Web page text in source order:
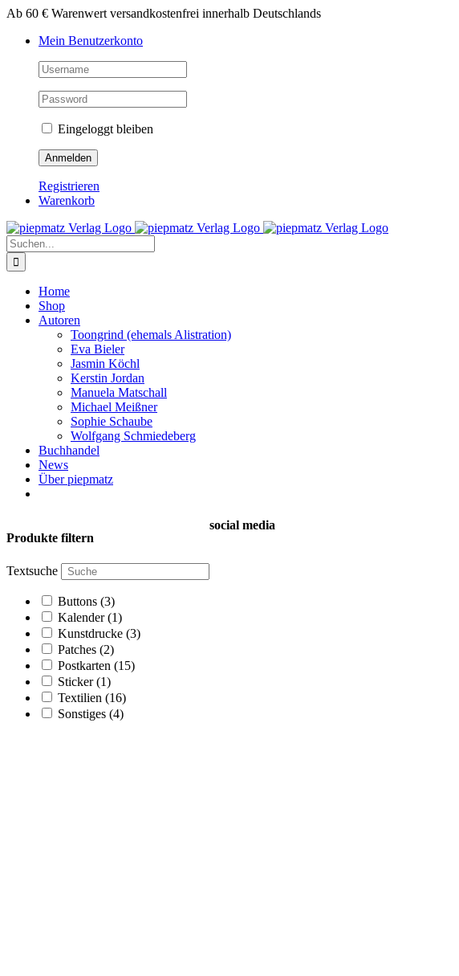
Zum
springen
Ab 60 € Warenwert versandkostenfrei innerhalb Deutschlands
Mein Benutzerkonto
Eingeloggt bleiben
Registrieren
Warenkorb
Suche
nach:
Home
Shop
Autoren
Toongrind (ehemals Alistration)
Eva Bieler
Jasmin Köchl
Kerstin Jordan
Manuela Matschall
Michael Meißner
Sophie Schaube
Wolfgang Schmiedeberg
Buchhandel
News
Über piepmatz
Produkte filtern
Textsuche
Buttons (3)
Kalender(1)
Kunstdrucke (3)
Patches (2)
Postkarten (15)
Sticker(1)
Textilien (16)
Sonstiges (4)
social media